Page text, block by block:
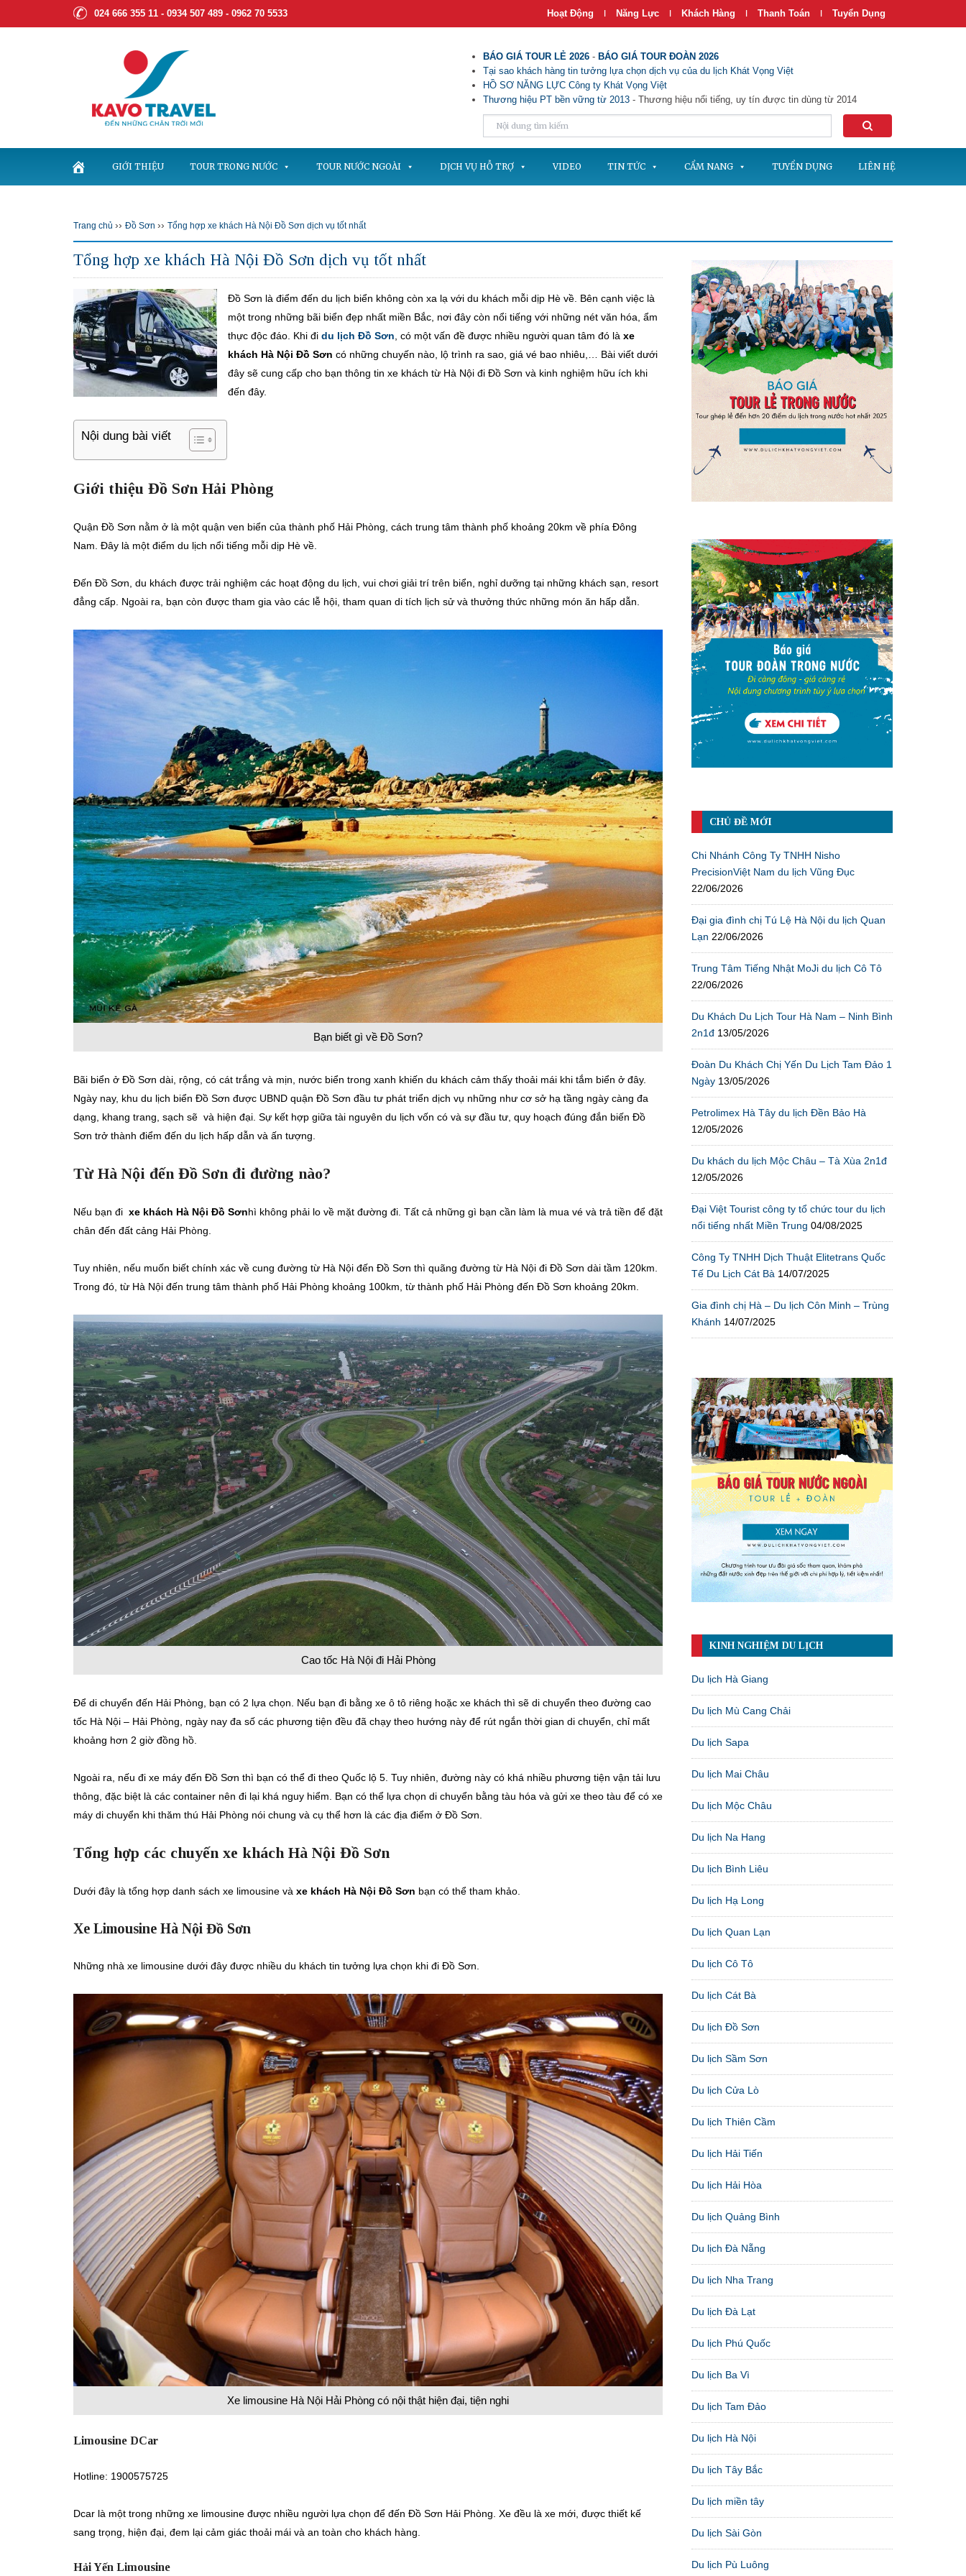
024 666 355 11 - 0934 507 489 - 0962 70 5533 Hoạt Động | Năng Lực | Khách Hàng | Thanh Toán | Tuyển Dụng
BÁO GIÁ TOUR LẺ 2026 - BÁO GIÁ TOUR ĐOÀN 2026
Tại sao khách hàng tin tưởng lựa chọn dịch vụ của du lịch Khát Vọng Việt
HỒ SƠ NĂNG LỰC Công ty Khát Vọng Việt
Thương hiệu PT bền vững từ 2013 - Thương hiệu nổi tiếng, uy tín được tin dùng từ 2014
GIỚI THIỆU TOUR TRONG NƯỚC TOUR NƯỚC NGOÀI DỊCH VỤ HỖ TRỢ VIDEO TIN TỨC CẨM NANG TUYỂN DỤNG LIÊN HỆ
Trang chủ ›› Đồ Sơn ›› Tổng hợp xe khách Hà Nội Đồ Sơn dịch vụ tốt nhất
Tổng hợp xe khách Hà Nội Đồ Sơn dịch vụ tốt nhất
Đồ Sơn là điểm đến du lịch biển không còn xa lạ với du khách mỗi dịp Hè về. Bên cạnh việc là
một trong những bãi biển đẹp nhất miền Bắc, nơi đây còn nổi tiếng với những nét văn hóa, ẩm
thực độc đáo. Khi đi du lịch Đồ Sơn , có một vấn đề được nhiều người quan tâm đó là xe
khách Hà Nội Đồ Sơn có những chuyến nào, lộ trình ra sao, giá vé bao nhiêu,… Bài viết dưới
đây sẽ cung cấp cho bạn thông tin xe khách từ Hà Nội đi Đồ Sơn và kinh nghiệm hữu ích khi
đến đây.
Nội dung bài viết
Giới thiệu Đồ Sơn Hải Phòng
Quận Đồ Sơn nằm ở là một quận ven biển của thành phố Hải Phòng, cách trung tâm thành phố khoảng 20km về phía Đông
Nam. Đây là một điểm du lịch nổi tiếng mỗi dịp Hè về.
Đến Đồ Sơn, du khách được trải nghiệm các hoạt động du lịch, vui chơi giải trí trên biển, nghỉ dưỡng tại những khách sạn, resort
đẳng cấp. Ngoài ra, bạn còn được tham gia vào các lễ hội, tham quan di tích lịch sử và thưởng thức những món ăn hấp dẫn.
Bạn biết gì về Đồ Sơn?
Bãi biển ở Đồ Sơn dài, rộng, có cát trắng và mịn, nước biển trong xanh khiến du khách cảm thấy thoải mái khi tắm biển ở đây.
Ngày nay, khu du lịch biển Đồ Sơn được UBND quận Đồ Sơn đầu tư phát triển dịch vụ những như cơ sở hạ tầng ngày càng đa
dạng, khang trang, sạch sẽ và hiện đại. Sự kết hợp giữa tài nguyên du lịch vốn có và sự đầu tư, quy hoạch đúng đắn biến Đồ
Sơn trở thành điểm đến du lịch hấp dẫn và ấn tượng.
Từ Hà Nội đến Đồ Sơn đi đường nào?
Nếu bạn đi xe khách Hà Nội Đồ Sơnhì không phải lo về mặt đường đi. Tất cả những gì bạn cần làm là mua vé và trả tiền để đặt
chân đến đất cảng Hải Phòng.
Tuy nhiên, nếu muốn biết chính xác về cung đường từ Hà Nội đến Đồ Sơn thì quãng đường từ Hà Nội đi Đồ Sơn dài tầm 120km.
Trong đó, từ Hà Nội đến trung tâm thành phố Hải Phòng khoảng 100km, từ thành phố Hải Phòng đến Đồ Sơn khoảng 20km.
Cao tốc Hà Nội đi Hải Phòng
Để di chuyển đến Hải Phòng, bạn có 2 lựa chọn. Nếu bạn đi bằng xe ô tô riêng hoặc xe khách thì sẽ di chuyển theo đường cao
tốc Hà Nội – Hải Phòng, ngày nay đa số các phương tiện đều đã chạy theo hướng này để rút ngắn thời gian di chuyển, chỉ mất
khoảng hơn 2 giờ đồng hồ.
Ngoài ra, nếu đi xe máy đến Đồ Sơn thì bạn có thể đi theo Quốc lộ 5. Tuy nhiên, đường này có khá nhiều phương tiện vận tải lưu
thông, đặc biệt là các container nên đi lại khá nguy hiểm. Bạn có thể lựa chọn di chuyển bằng tàu hóa và gửi xe theo tàu để có xe
máy di chuyển khi thăm thú Hải Phòng nói chung và cụ thể hơn là các địa điểm ở Đồ Sơn.
Tổng hợp các chuyến xe khách Hà Nội Đồ Sơn
Dưới đây là tổng hợp danh sách xe limousine và xe khách Hà Nội Đồ Sơn bạn có thể tham khảo.
Xe Limousine Hà Nội Đồ Sơn
Những nhà xe limousine dưới đây được nhiều du khách tin tưởng lựa chọn khi đi Đồ Sơn.
Xe limousine Hà Nội Hải Phòng có nội thật hiện đại, tiện nghi
Limousine DCar
Hotline: 1900575725
Dcar là một trong những xe limousine được nhiều người lựa chọn để đến Đồ Sơn Hải Phòng. Xe đều là xe mới, được thiết kế
sang trọng, hiện đại, đem lại cảm giác thoải mái và an toàn cho khách hàng.
Hải Yến Limousine
CHỦ ĐỀ MỚI
Chi Nhánh Công Ty TNHH Nisho
PrecisionViệt Nam du lịch Vũng Đục
22/06/2026
Đại gia đình chị Tú Lệ Hà Nội du lịch Quan
Lạn 22/06/2026
Trung Tâm Tiếng Nhật MoJi du lịch Cô Tô
22/06/2026
Du Khách Du Lịch Tour Hà Nam – Ninh Bình
2n1đ 13/05/2026
Đoàn Du Khách Chị Yến Du Lịch Tam Đảo 1
Ngày 13/05/2026
Petrolimex Hà Tây du lịch Đền Bảo Hà
12/05/2026
Du khách du lịch Mộc Châu – Tà Xùa 2n1đ
12/05/2026
Đại Việt Tourist công ty tổ chức tour du lịch
nổi tiếng nhất Miền Trung 04/08/2025
Công Ty TNHH Dịch Thuật Elitetrans Quốc
Tế Du Lịch Cát Bà 14/07/2025
Gia đình chị Hà – Du lịch Côn Minh – Trùng
Khánh 14/07/2025
KINH NGHIỆM DU LỊCH
Du lịch Hà Giang
Du lịch Mù Cang Chải
Du lịch Sapa
Du lịch Mai Châu
Du lịch Mộc Châu
Du lịch Na Hang
Du lịch Bình Liêu
Du lịch Hạ Long
Du lịch Quan Lạn
Du lịch Cô Tô
Du lịch Cát Bà
Du lịch Đồ Sơn
Du lịch Sầm Sơn
Du lịch Cửa Lò
Du lịch Thiên Cầm
Du lịch Hải Tiến
Du lịch Hải Hòa
Du lịch Quảng Bình
Du lịch Đà Nẵng
Du lịch Nha Trang
Du lịch Đà Lạt
Du lịch Phú Quốc
Du lịch Ba Vì
Du lịch Tam Đảo
Du lịch Hà Nội
Du lịch Tây Bắc
Du lịch miền tây
Du lịch Sài Gòn
Du lịch Pù Luông